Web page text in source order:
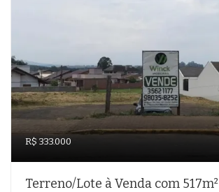
R$ 333.000
Terreno/Lote à Venda com 517m²